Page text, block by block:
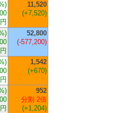
円
11,520
(+7,520)
円
52,800
(-577,200)
円
1,542
(+670)
円
952
分割 2倍
(+1,204)